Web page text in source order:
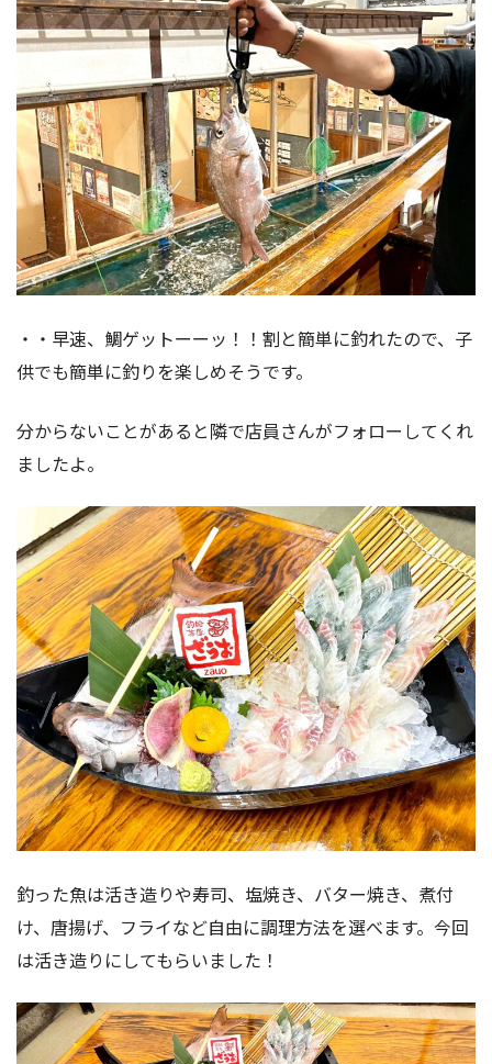
・・早速、鯛ゲットーーッ！！割と簡単に釣れたので、子
供でも簡単に釣りを楽しめそうです。
分からないことがあると隣で店員さんがフォローしてくれ
ましたよ。
釣った魚は活き造りや寿司、塩焼き、バター焼き、煮付
け、唐揚げ、フライなど自由に調理方法を選べます。今回
は活き造りにしてもらいました！